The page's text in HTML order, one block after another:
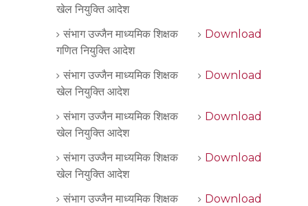
खेल नियुक्ति आदेश
संभाग उज्जैन माध्यमिक शिक्षक
गणित नियुक्ति आदेश
Download
संभाग उज्जैन माध्यमिक शिक्षक
खेल नियुक्ति आदेश
Download
संभाग उज्जैन माध्यमिक शिक्षक
खेल नियुक्ति आदेश
Download
संभाग उज्जैन माध्यमिक शिक्षक
खेल नियुक्ति आदेश
Download
संभाग उज्जैन माध्यमिक शिक्षक
Download